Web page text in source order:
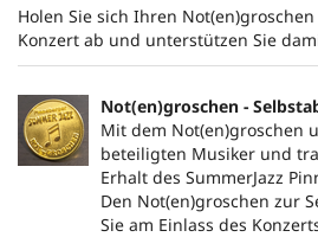
Holen Sie sich Ihren
Konzert ab und unterstützen Sie
Not(en)groschen -
Mit dem Not(en)groschen
beteiligten Musiker und
Erhalt des SummerJazz
Den Not(en)groschen zur
Sie am Einlass des